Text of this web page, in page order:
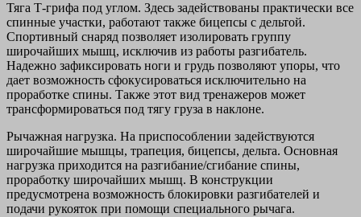
Тяга Т-грифа под углом. Здесь задействованы практически все
спинные участки, работают также бицепсы с дельтой.
Спортивный снаряд позволяет изолировать группу
широчайших мышц, исключив из работы разгибатель.
Надежно зафиксировать ноги и грудь позволяют упоры, что
дает возможность сфокусироваться исключительно на
проработке спины. Также этот вид тренажеров может
трансформироваться под тягу груза в наклоне.
Рычажная нагрузка. На приспособлении задействуются
широчайшие мышцы, трапеция, бицепсы, дельта. Основная
нагрузка приходится на разгибание/сгибание спины,
проработку широчайших мышц. В конструкции
предусмотрена возможность блокировки разгибателей и
подачи рукояток при помощи специального рычага.